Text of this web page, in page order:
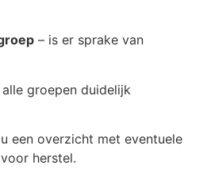
– is er sprake van
groepen duidelijk
een overzicht met eventuele
herstel.